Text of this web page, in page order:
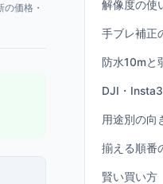
価格・
解像度の使
手ブレ補正
防水10mと
DJI・
用途別の向
揃える順番
賢い買い方